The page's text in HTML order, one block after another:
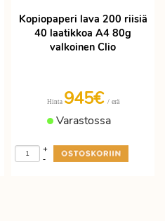
Kopiopaperi lava 200 riisiä
40 laatikkoa A4 80g
valkoinen Clio
Hinta 945€ / erä
Varastossa
-
+